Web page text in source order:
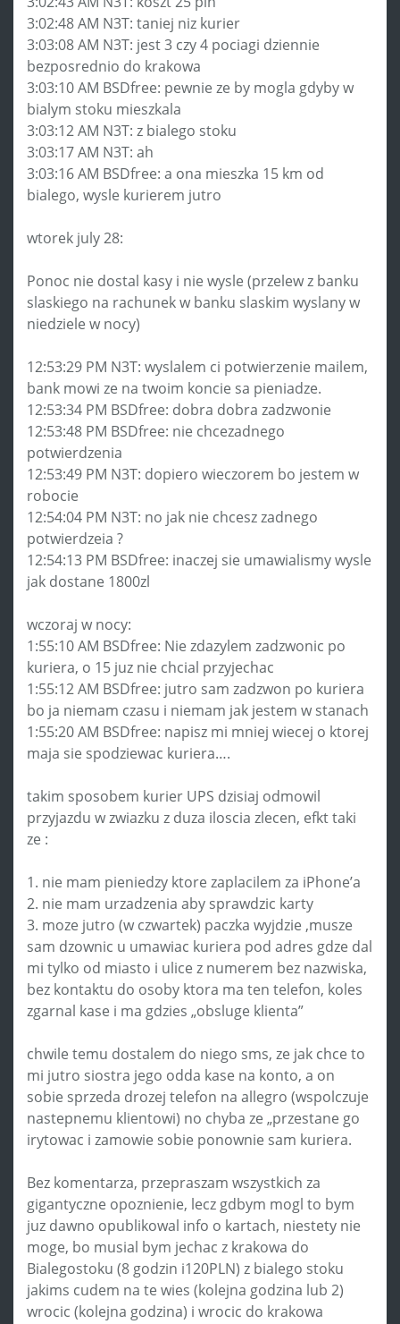
3:02:48 AM N3T: taniej niz kurier
3:03:08 AM N3T: jest 3 czy 4 pociagi dziennie
bezposrednio do krakowa
3:03:10 AM BSDfree: pewnie ze by mogla gdyby w
bialym stoku mieszkala
3:03:12 AM N3T: z bialego stoku
3:03:17 AM N3T: ah
3:03:16 AM BSDfree: a ona mieszka 15 km od
bialego, wysle kurierem jutro
wtorek july 28:
Ponoc nie dostal kasy i nie wysle (przelew z banku
slaskiego na rachunek w banku slaskim wyslany w
niedziele w nocy)
12:53:29 PM N3T: wyslalem ci potwierzenie mailem,
bank mowi ze na twoim koncie sa pieniadze.
12:53:34 PM BSDfree: dobra dobra zadzwonie
12:53:48 PM BSDfree: nie chcezadnego
potwierdzenia
12:53:49 PM N3T: dopiero wieczorem bo jestem w
robocie
12:54:04 PM N3T: no jak nie chcesz zadnego
potwierdzeia ?
12:54:13 PM BSDfree: inaczej sie umawialismy wysle
jak dostane 1800zl
wczoraj w nocy:
1:55:10 AM BSDfree: Nie zdazylem zadzwonic po
kuriera, o 15 juz nie chcial przyjechac
1:55:12 AM BSDfree: jutro sam zadzwon po kuriera
bo ja niemam czasu i niemam jak jestem w stanach
1:55:20 AM BSDfree: napisz mi mniej wiecej o ktorej
maja sie spodziewac kuriera….
takim sposobem kurier UPS dzisiaj odmowil
przyjazdu w zwiazku z duza iloscia zlecen, efkt taki
ze :
1. nie mam pieniedzy ktore zaplacilem za iPhone’a
2. nie mam urzadzenia aby sprawdzic karty
3. moze jutro (w czwartek) paczka wyjdzie ,musze
sam dzownic u umawiac kuriera pod adres gdze dal
mi tylko od miasto i ulice z numerem bez nazwiska,
bez kontaktu do osoby ktora ma ten telefon, koles
zgarnal kase i ma gdzies „obsluge klienta”
chwile temu dostalem do niego sms, ze jak chce to
mi jutro siostra jego odda kase na konto, a on
sobie sprzeda drozej telefon na allegro (wspolczuje
nastepnemu klientowi) no chyba ze „przestane go
irytowac i zamowie sobie ponownie sam kuriera.
Bez komentarza, przepraszam wszystkich za
gigantyczne opoznienie, lecz gdbym mogl to bym
juz dawno opublikowal info o kartach, niestety nie
moge, bo musial bym jechac z krakowa do
Bialegostoku (8 godzin i120PLN) z bialego stoku
jakims cudem na te wies (kolejna godzina lub 2)
wrocic (kolejna godzina) i wrocic do krakowa